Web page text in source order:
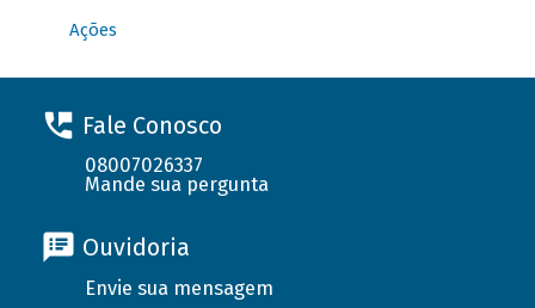
Ações
Fale Conosco
08007026337
Mande sua pergunta
Ouvidoria
Envie sua mensagem